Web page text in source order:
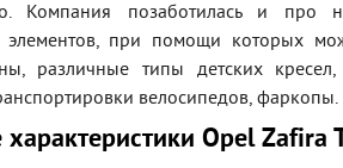
Компания позаботилась и про
элементов, при помощи которых
различные типы детских
велосипедов, фаркопы.
характеристики Opel Zafira